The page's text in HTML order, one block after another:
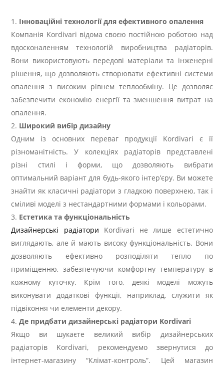
Інноваційні технології для ефективного опалення
Компанія Kordivari відома своєю постійною роботою над
вдосконаленням технологій виробництва радіаторів.
Вони використовують передові матеріали та інженерні
рішення, що дозволяють створювати ефективні системи
опалення з високим рівнем теплообміну. Це дозволяє
забезпечити економію енергії та зменшення витрат на
опалення.
Широкий вибір дизайну
Одним із основних переваг продукції Kordivari є її
різноманітність. У колекціях радіаторів представлені
різні стилі і форми, що дозволяють вибрати
оптимальний варіант для будь-якого інтер’єру. Ви можете
знайти як класичні радіатори з гладкою поверхнею, так і
сміливі моделі з нестандартними формами і кольорами.
Естетика та функціональність
Дизайнерські радіатори Kordivari не лише естетично
виглядають, але й мають високу функціональність. Вони
дозволяють ефективно розподіляти тепло по
приміщенню, забезпечуючи комфортну температуру в
кожному куточку. Крім того, деякі моделі можуть
виконувати додаткові функції, наприклад, служити як
підвіконня чи елементи декору.
Де придбати дизайнерські радіатори Kordivari
Якщо ви шукаєте великий вибір дизайнерських
радіаторів Kordivari, рекомендуємо звернутися до
інтернет-магазину “Клімат-контроль”. Цей магазин